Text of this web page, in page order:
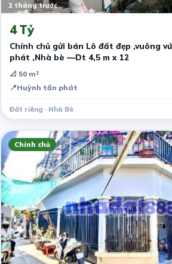
2 tháng trước
4 Tỷ
Chính chủ gửi bán Lô đất đẹp ,vuông
phát ,Nhà bè —Dt 4,5 m x 12
📐 50 m²
📍Huỳnh tấn phát
Đất riêng · Nhà Bè
Chính chủ